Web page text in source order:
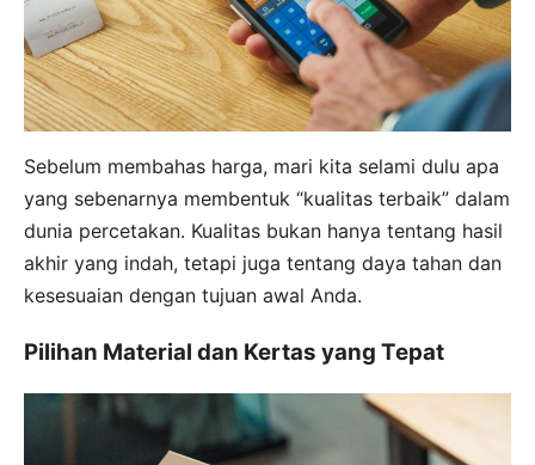
Sebelum membahas harga, mari kita selami dulu apa
yang sebenarnya membentuk “kualitas terbaik” dalam
dunia percetakan. Kualitas bukan hanya tentang hasil
akhir yang indah, tetapi juga tentang daya tahan dan
kesesuaian dengan tujuan awal Anda.
Pilihan Material dan Kertas yang Tepat